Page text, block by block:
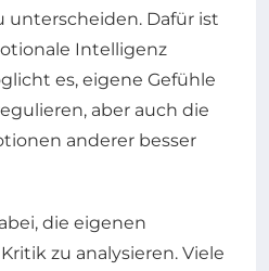
unterscheiden. Dafür ist
Intelligenz
es, eigene Gefühle
aber auch die
anderer besser
die eigenen
zu analysieren. Viele